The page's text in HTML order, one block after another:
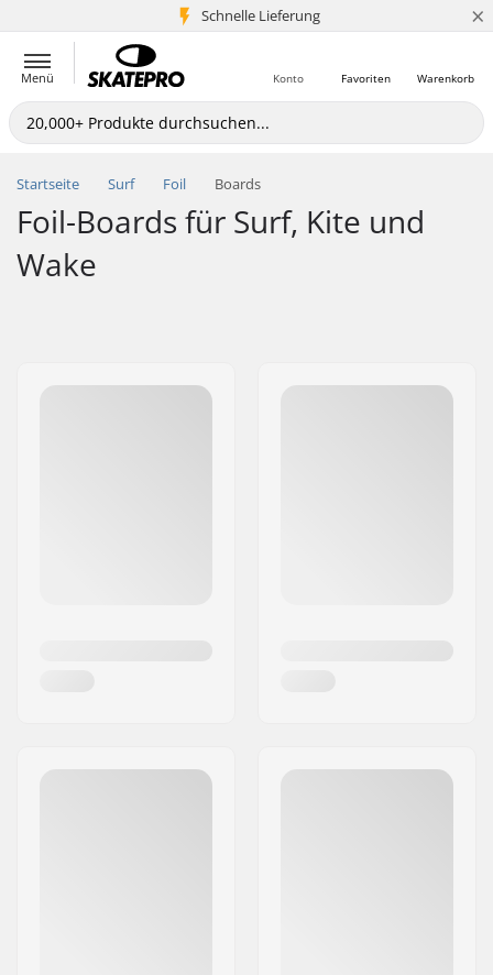
Schnelle Lieferung
5+ Mio. Kunden ×
Menü Warenkorb
Favoriten
Konto
Startseite Surf Foil Boards
Foil-Boards für Surf, Kite und
Wake